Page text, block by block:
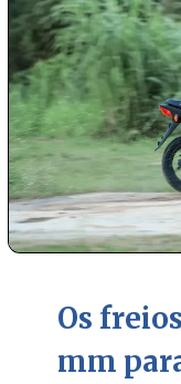
Os
mm